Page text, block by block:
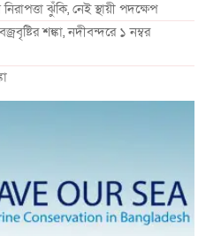
ঝুঁকি, নেই স্থায়ী পদক্ষেপ
শঙ্কা, নদীবন্দরে ১ নম্বর
আভাস, ঢাকার আকাশও মেঘলা
সাগরে একাধিক লঘুচাপের শঙ্কা
আবহাওয়া